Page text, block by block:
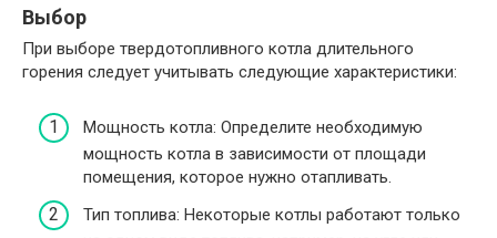
Выбор
При выборе твердотопливного котла длительного
горения следует учитывать следующие характеристики:
Мощность котла: Определите необходимую
мощность котла в зависимости от площади
помещения, которое нужно отапливать.
Тип топлива: Некоторые котлы работают только